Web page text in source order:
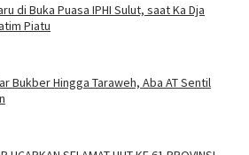
di Buka Puasa IPHI Sulut, saat Ka Dja
Piatu
Bukber Hingga Taraweh, Aba AT Sentil